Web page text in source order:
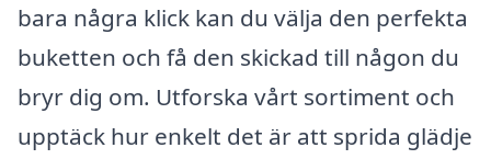
bara några klick kan du välja den perfekta
buketten och få den skickad till någon du
bryr dig om. Utforska vårt sortiment och
upptäck hur enkelt det är att sprida glädje